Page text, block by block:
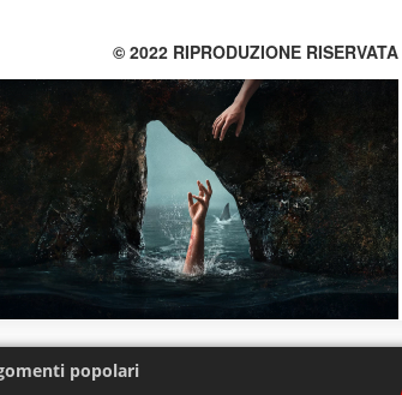
© 2022 RIPRODUZIONE RISERVATA
popolari